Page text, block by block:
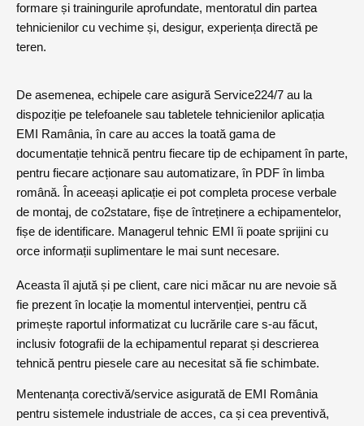
formare și trainingurile aprofundate, mentoratul din partea
tehnicienilor cu vechime și, desigur, experiența directă pe
teren.
De asemenea, echipele care asigură Service224/7 au la
dispoziție pe telefoanele sau tabletele tehnicienilor aplicația
EMI Ramânia, în care au acces la toată gama de
documentație tehnică pentru fiecare tip de echipament în parte,
pentru fiecare acționare sau automatizare, în PDF în limba
română. În aceeași aplicație ei pot completa procese verbale
de montaj, de co2statare, fișe de întreținere a echipamentelor,
fișe de identificare. Managerul tehnic EMI îi poate sprijini cu
orce informații suplimentare le mai sunt necesare.
Aceasta îl ajută și pe client, care nici măcar nu are nevoie să
fie prezent în locație la momentul intervenției, pentru că
primește raportul informatizat cu lucrările care s-au făcut,
inclusiv fotografii de la echipamentul reparat și descrierea
tehnică pentru piesele care au necesitat să fie schimbate.
Mentenanța corectivă/service asigurată de EMI România
pentru sistemele industriale de acces, ca și cea preventivă,